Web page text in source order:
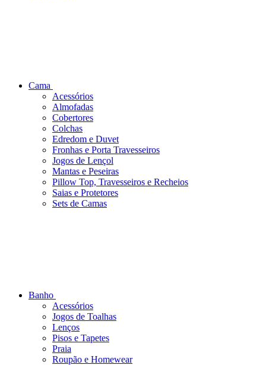
Cama
Acessórios
Almofadas
Cobertores
Colchas
Edredom e Duvet
Fronhas e Porta Travesseiros
Jogos de Lençol
Mantas e Peseiras
Pillow Top, Travesseiros e Recheios
Saias e Protetores
Sets de Camas
Banho
Acessórios
Jogos de Toalhas
Lenços
Pisos e Tapetes
Praia
Roupão e Homewear